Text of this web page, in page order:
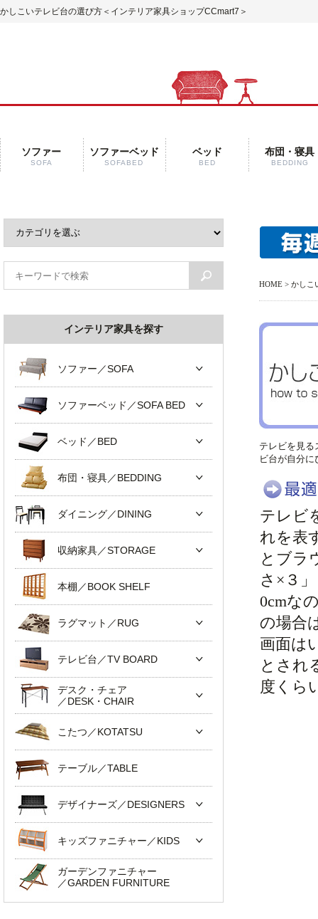
かしこいテレビ台の選び方＜インテリア家具ショップCCmart7＞
ソファー
SOFA
ソファーベッド
SOFABED
ベッド
BED
布団・寝具
BEDDING
HOME > かしこ
テレビを見る
ビ台が自分
テレビ
れを表
とブラ
さ×３
0cmな
の場合
画面は
とされ
度くら
インテリア家具を探す
ソファー／SOFA
ソファーベッド／SOFA BED
ベッド／BED
布団・寝具／BEDDING
ダイニング／DINING
収納家具／STORAGE
本棚／BOOK SHELF
ラグマット／RUG
テレビ台／TV BOARD
デスク・チェア
／DESK・CHAIR
こたつ／KOTATSU
テーブル／TABLE
デザイナーズ／DESIGNERS
キッズファニチャー／KIDS
ガーデンファニチャー
／GARDEN FURNITURE